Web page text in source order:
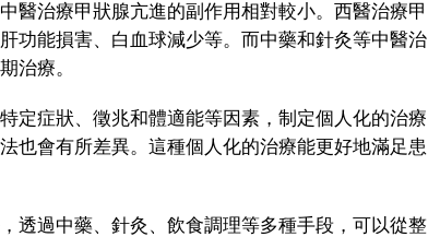
治療甲狀腺亢進的副作用相對較小。西醫治療甲
功能損害、白血球減少等。而中藥和針灸等中醫治
治療。
症狀、徵兆和體適能等因素，制定個人化的治療
也會有所差異。這種個人化的治療能更好地滿足患
過中藥、針灸、飲食調理等多種手段，可以從整